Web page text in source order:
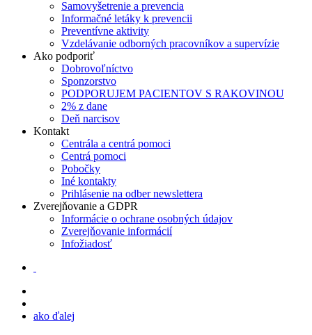
Samovyšetrenie a prevencia
Informačné letáky k prevencii
Preventívne aktivity
Vzdelávanie odborných pracovníkov a supervízie
Ako podporiť
Dobrovoľníctvo
Sponzorstvo
PODPORUJEM PACIENTOV S RAKOVINOU
2% z dane
Deň narcisov
Kontakt
Centrála a centrá pomoci
Centrá pomoci
Pobočky
Iné kontakty
Prihlásenie na odber newslettera
Zverejňovanie a GDPR
Informácie o ochrane osobných údajov
Zverejňovanie informácií
Infožiadosť
ako ďalej